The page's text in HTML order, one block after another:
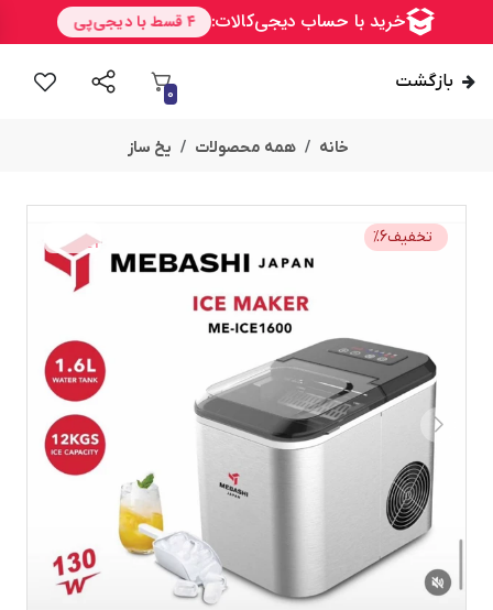
بازگشت
0
خانه همه محصولات یخ ساز
امــــــــن تخفیف %6